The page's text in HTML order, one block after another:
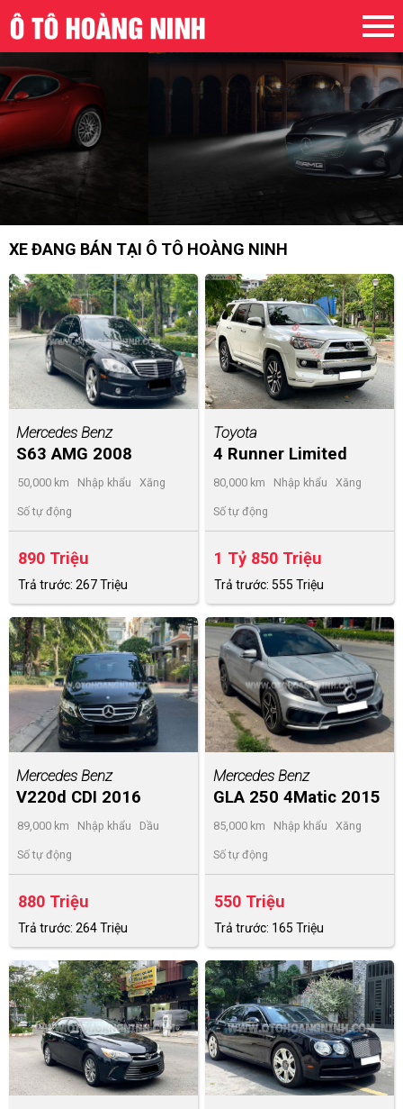
XE ĐANG BÁN TẠI Ô TÔ HOÀNG NINH
Mercedes Benz
S63 AMG 2008
50,000 km Nhập khẩu Xăng
Số tự động
890 Triệu
Trả trước: 267 Triệu
Toyota
4 Runner Limited
2015
80,000 km Nhập khẩu Xăng
Số tự động
1 Tỷ 850 Triệu
Trả trước: 555 Triệu
Mercedes Benz
V220d CDI 2016
89,000 km Nhập khẩu Dầu
Số tự động
880 Triệu
Trả trước: 264 Triệu
Mercedes Benz
GLA 250 4Matic 2015
85,000 km Nhập khẩu Xăng
Số tự động
550 Triệu
Trả trước: 165 Triệu